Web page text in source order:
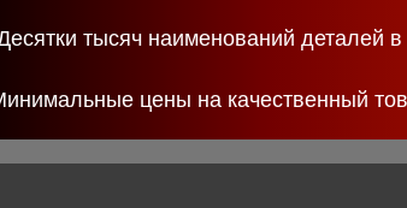
тысяч наименований деталей
цены на качественный